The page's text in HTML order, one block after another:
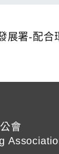
展署-配合
會